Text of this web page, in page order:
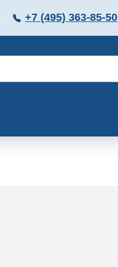
+7 (495) 363-85-50